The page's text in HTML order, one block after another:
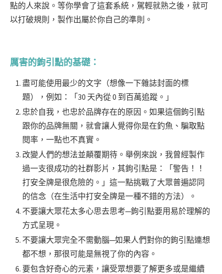
點的人來說。等你學會了這套系統，駕輕就熟之後，就可
以打破規則，製作出屬於你自己的準則。
厲害的鉤引點的基礎：
盡可能使用最少的文字（想像一下雜誌封面的標
題），例如：「30 天內從 0 到百萬追蹤。」
忠於自我，也忠於品牌存在的原因。如果這個鉤引點
跟你的品牌無關，就會讓人覺得你是在釣魚、騙取點
閱率，一點也不真實。
改變人們的想法並顛覆期待。舉例來說，我曾經製作
過一支很成功的社群影片，其鉤引點是：「警告！！
打安全牌是很危險的。」這一點挑戰了大眾普遍認同
的信念（在生活中打安全牌是一種不錯的方法）。
不要讓大眾花太多心思去思考─鉤引點要用易於理解的
方式呈現。
不要讓大眾完全不需動腦─如果人們對你的鉤引點連想
都不想，那很可能是無視了你的內容。
要包含好奇心的元素，讓受眾想要了解更多或是繼續